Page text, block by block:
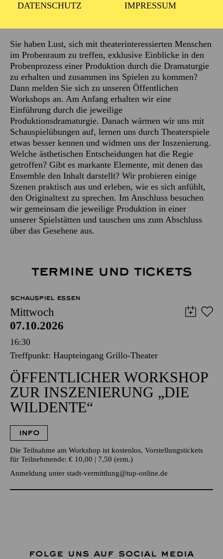
DATENSCHUTZ IMPRESSUM
Sie haben Lust, sich mit theaterinteressierten Menschen
im Probenraum zu treffen, exklusive Einblicke in den
Probenprozess einer Produktion durch die Dramaturgie
zu erhalten und zusammen ins Spielen zu kommen?
Dann melden Sie sich zu unseren Öffentlichen
Workshops an. Am Anfang erhalten wir eine
Einführung durch die jeweilige
Produktionsdramaturgie. Danach wärmen wir uns mit
Schauspielübungen auf, lernen uns durch Theaterspiele
etwas besser kennen und widmen uns der Inszenierung.
Welche ästhetischen Entscheidungen hat die Regie
getroffen? Gibt es markante Elemente, mit denen das
Ensemble den Inhalt darstellt? Wir probieren einige
Szenen praktisch aus und erleben, wie es sich anfühlt,
den Originaltext zu sprechen. Im Anschluss besuchen
wir gemeinsam die jeweilige Produktion in einer
unserer Spielstätten und tauschen uns zum Abschluss
über das Gesehene aus.
TERMINE UND TICKETS
SCHAUSPIEL ESSEN
Mittwoch
07.10.2026
16:30
Treffpunkt: Haupteingang Grillo-Theater
ÖFFENTLICHER WORKSHOP
ZUR INSZENIERUNG „DIE
WILDENTE“
INFO
Die Teilnahme am Workshop ist kostenlos, Vorstellungstickets
für Teilnehmende: € 10,00 | 7,50 (erm.)
Anmeldung unter stadt-vermittlung@tup-online.de
FOLGE UNS AUF SOCIAL MEDIA